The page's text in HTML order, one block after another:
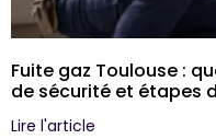
Fuite gaz Toulouse :
de sécurité et étapes
Lire l'article